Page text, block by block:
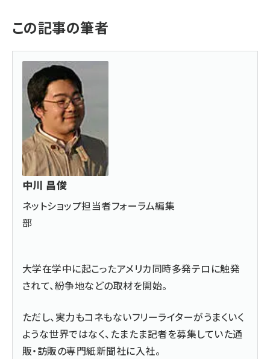
この記事の筆者
中川 昌俊
ネットショップ担当者フォーラム編集
部
大学在学中に起こったアメリカ同時多発テロに触発
されて、紛争地などの取材を開始。
ただし、実力もコネもないフリーライターがうまくいく
ような世界ではなく、たまたま記者を募集していた通
販・訪販の専門紙新聞社に入社。